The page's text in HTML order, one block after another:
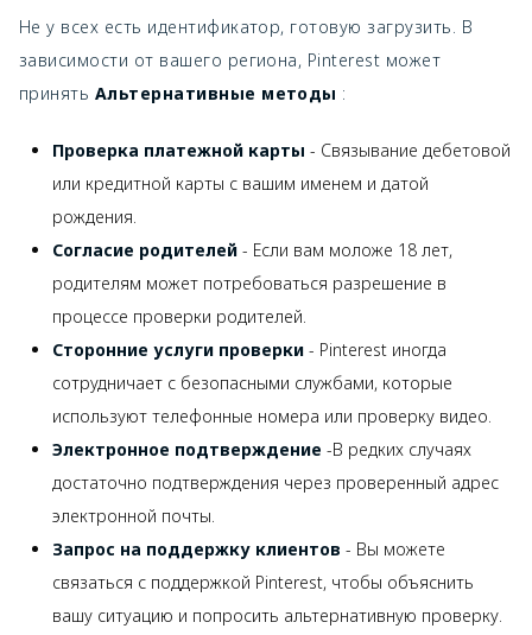
Не у всех есть идентификатор, готовую загрузить. В
зависимости от вашего региона, Pinterest может
принять Альтернативные методы :
Проверка платежной карты - Связывание дебетовой
или кредитной карты с вашим именем и датой
рождения.
Согласие родителей - Если вам моложе 18 лет,
родителям может потребоваться разрешение в
процессе проверки родителей.
Сторонние услуги проверки - Pinterest иногда
сотрудничает с безопасными службами, которые
используют телефонные номера или проверку видео.
Электронное подтверждение -В редких случаях
достаточно подтверждения через проверенный адрес
электронной почты.
Запрос на поддержку клиентов - Вы можете
связаться с поддержкой Pinterest, чтобы объяснить
вашу ситуацию и попросить альтернативную проверку.